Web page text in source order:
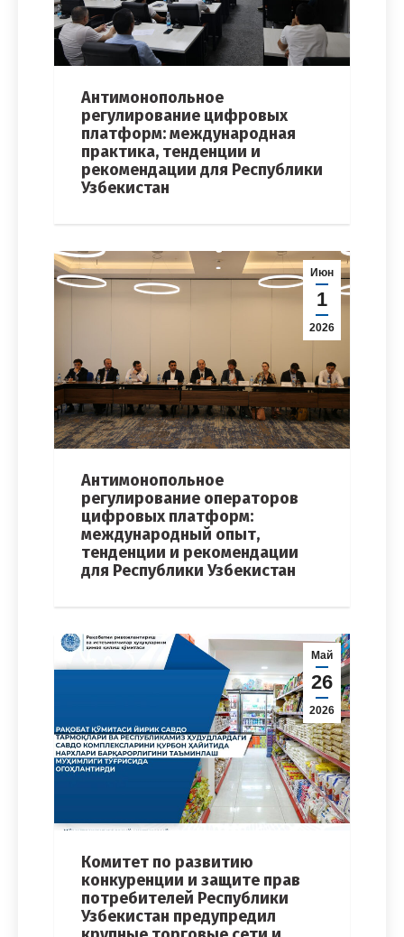
Антимонопольное
регулирование цифровых
платформ: международная
практика, тенденции и
рекомендации для Республики
Узбекистан
Июн
1
2026
Антимонопольное
регулирование операторов
цифровых платформ:
международный опыт,
тенденции и рекомендации
для Республики Узбекистан
Май
26
2026
Комитет по развитию
конкуренции и защите прав
потребителей Республики
Узбекистан предупредил